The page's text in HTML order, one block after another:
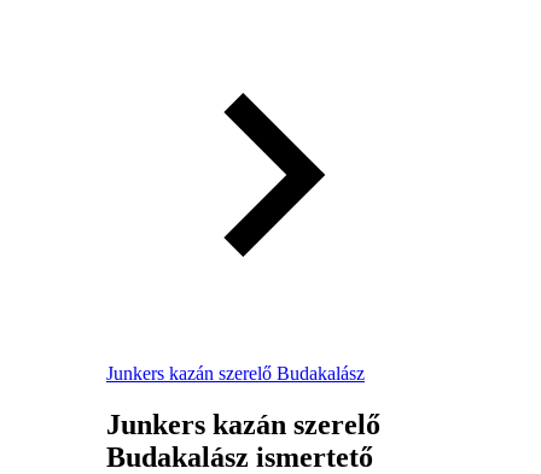
Junkers kazán szerelő Budakalász
Junkers kazán szerelő
Budakalász ismertető